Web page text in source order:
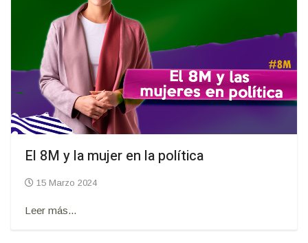
El 8M y la mujer en la política
15 Marzo 2024
Leer más...